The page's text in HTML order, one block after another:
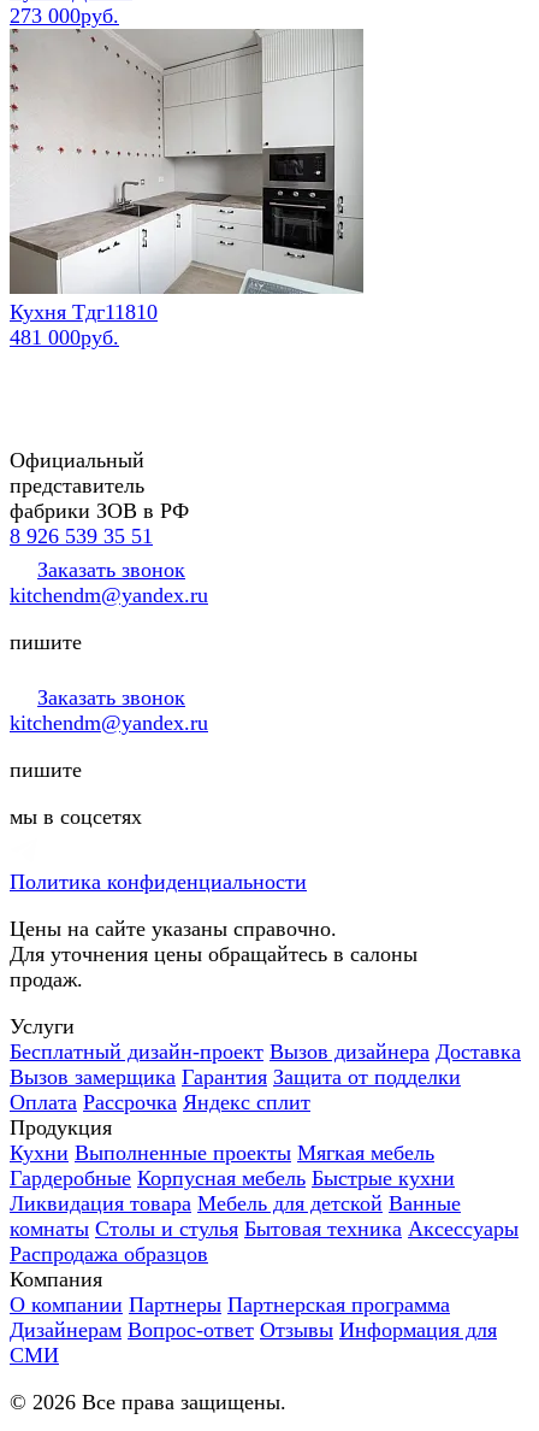
273 000руб.
Кухня Тдг11810
481 000руб.
Официальный
представитель
фабрики ЗОВ в РФ
8 926 539 35 51
Заказать звонок
kitchendm@yandex.ru
пишите
Заказать звонок
kitchendm@yandex.ru
пишите
мы в соцсетях
Политика конфиденциальности
Цены на сайте указаны справочно.
Для уточнения цены обращайтесь в салоны
продаж.
Услуги
Бесплатный дизайн-проект Вызов дизайнера Доставка
Вызов замерщика Гарантия Защита от подделки
Оплата Рассрочка Яндекс сплит
Продукция
Кухни Выполненные проекты Мягкая мебель
Гардеробные Корпусная мебель Быстрые кухни
Ликвидация товара Мебель для детской Ванные
комнаты Столы и стулья Бытовая техника Аксессуары
Распродажа образцов
Компания
О компании Партнеры Партнерская программа
Дизайнерам Вопрос-ответ Отзывы Информация для
СМИ
© 2026 Все права защищены.